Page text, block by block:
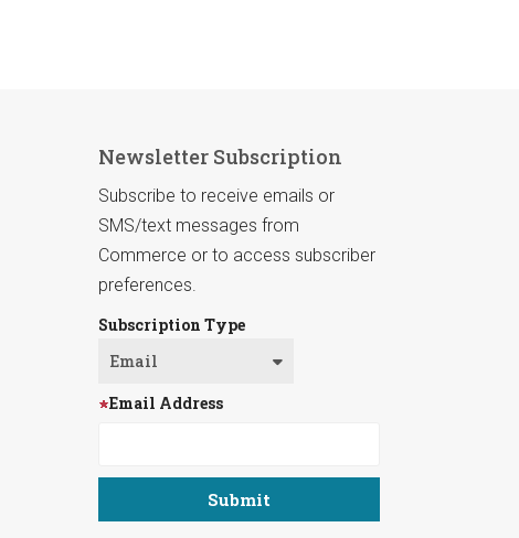
Newsletter Subscription
Subscribe to receive emails or
SMS/text messages from
Commerce or to access subscriber
preferences.
Subscription Type
Email Address